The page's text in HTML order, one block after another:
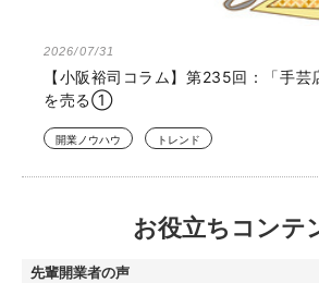
2026/07/31
【小阪裕司コラム】第235回：「手芸
を売る①
開業ノウハウ トレンド
お役立ちコンテ
先輩開業者の声